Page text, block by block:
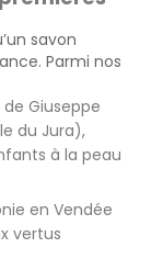
savon
Parmi nos
de Giuseppe
du Jura),
à la peau
en Vendée
vertus